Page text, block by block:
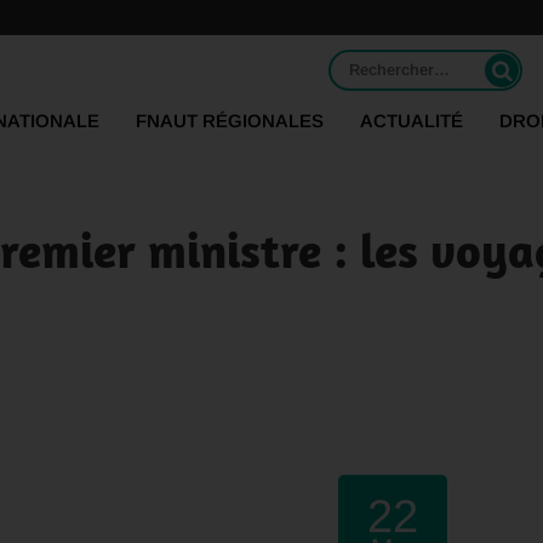
Rechercher :
FNAUT RÉGIONALES ACTUALITÉ
ministre : les
22